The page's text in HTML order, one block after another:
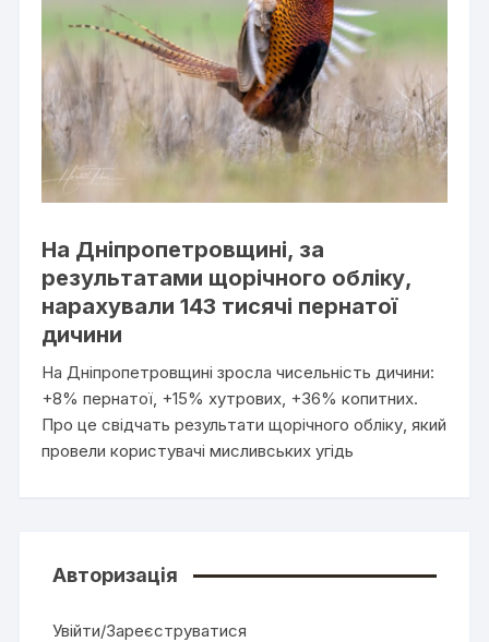
На Дніпропетровщині, за
результатами щорічного обліку,
нарахували 143 тисячі пернатої
дичини
На Дніпропетровщині зросла чисельність дичини:
+8% пернатої, +15% хутрових, +36% копитних.
Про це свідчать результати щорічного обліку, який
провели користувачі мисливських угідь
Авторизація
Увійти/Зареєструватися